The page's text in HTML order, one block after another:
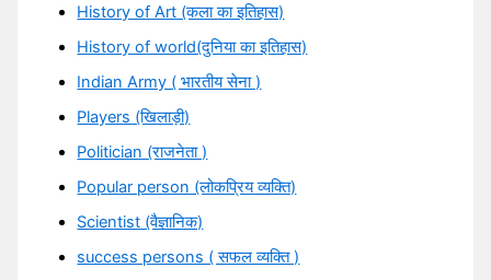
History of Art (कला का इतिहास)
History of world(दुनिया का इतिहास)
Indian Army ( भारतीय सेना )
Players (खिलाड़ी)
Politician (राजनेता )
Popular person (लोकप्रिय व्यक्ति)
Scientist (वैज्ञानिक)
success persons ( सफल व्यक्ति )